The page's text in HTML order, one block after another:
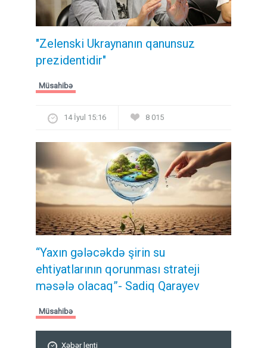
"Zelenski Ukraynanın qanunsuz
prezidentidir"
Müsahibə
14 İyul 15:16 8 015
“Yaxın gələcəkdə şirin su
ehtiyatlarının qorunması strateji
məsələ olacaq”- Sadiq Qarayev
Müsahibə
Xəbər lenti